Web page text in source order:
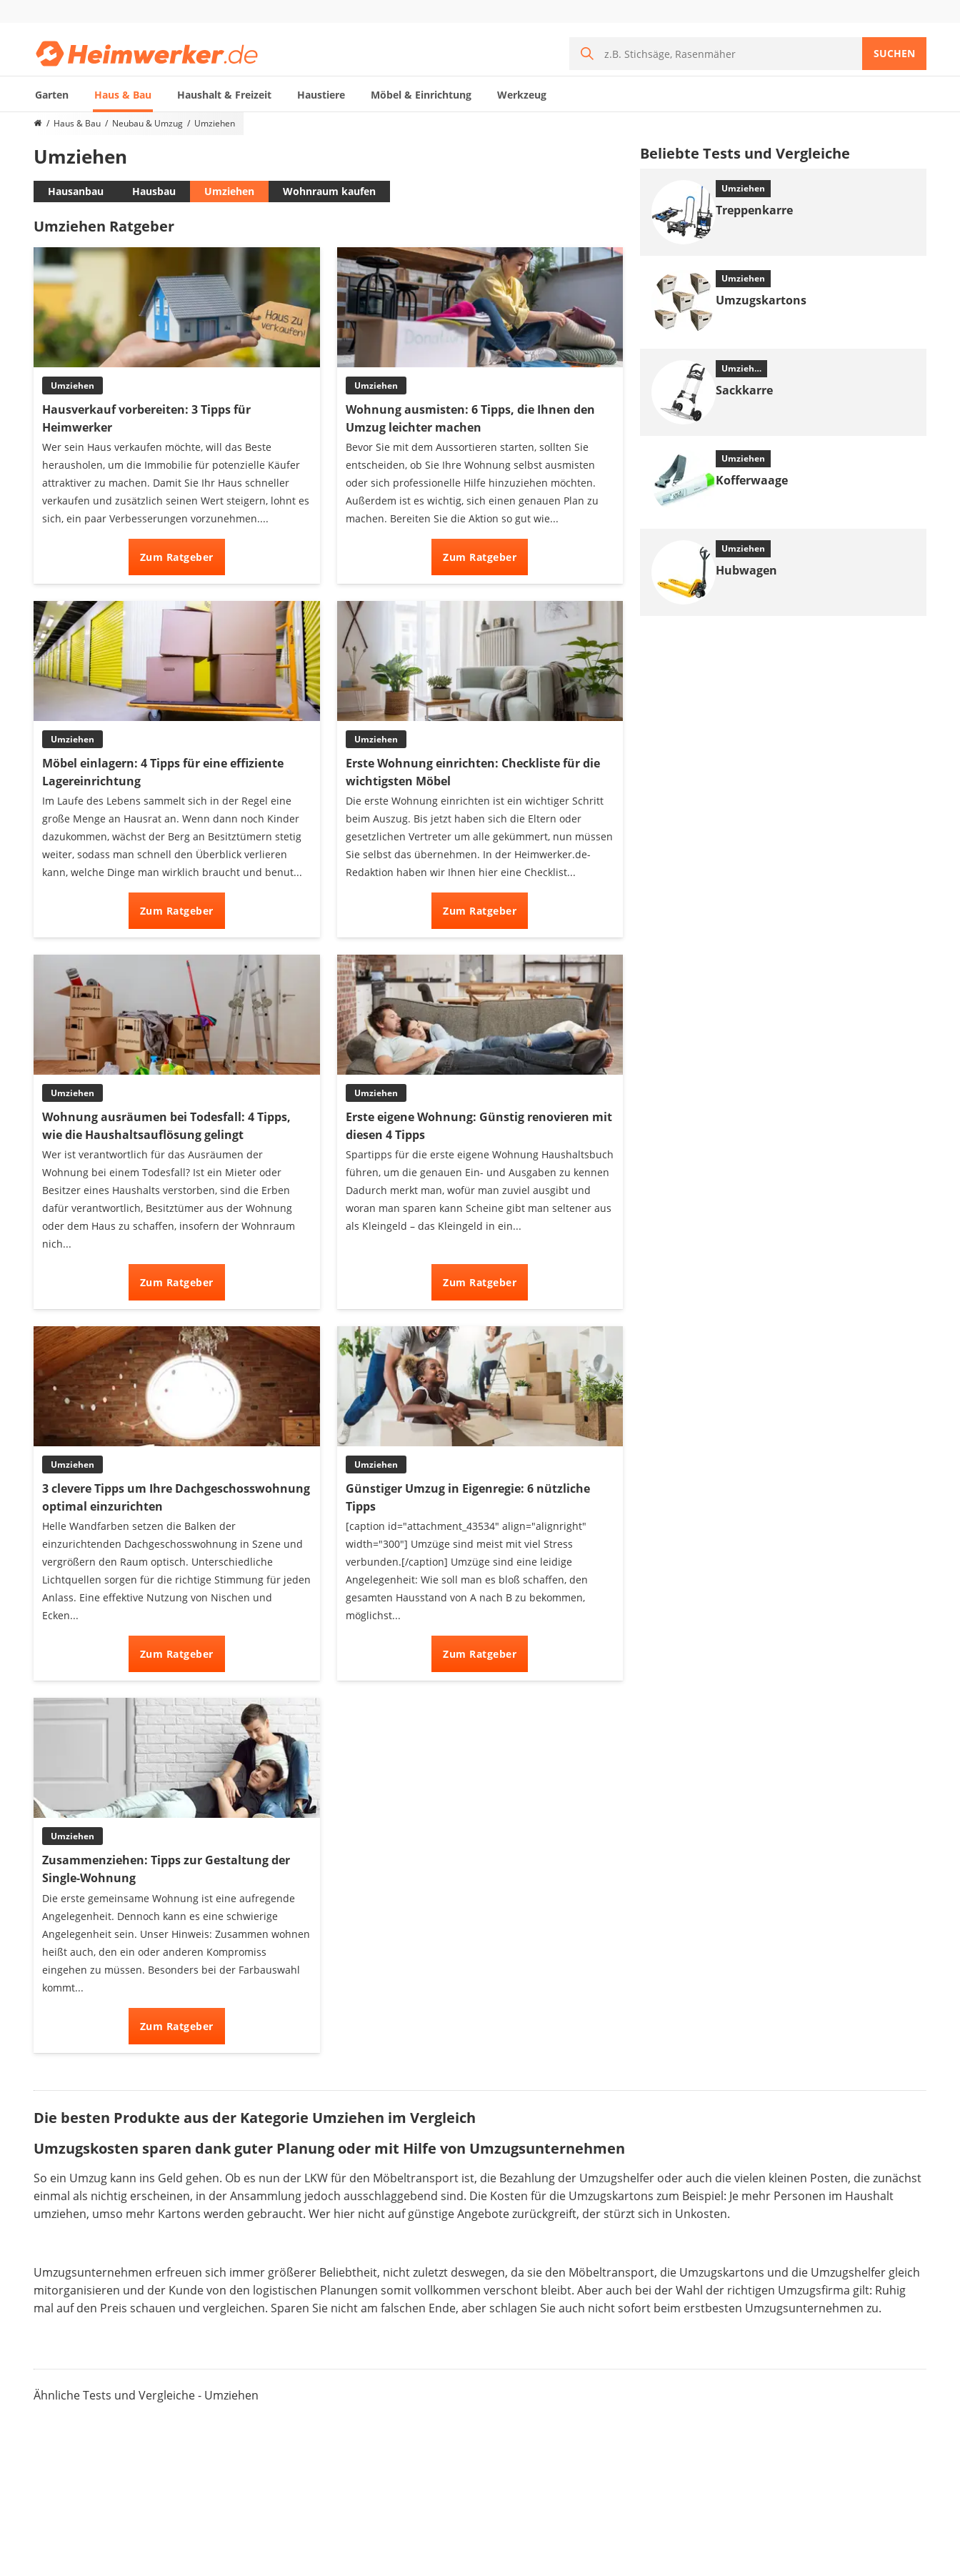
SUCHEN
Garten Haus & Bau Haushalt & Freizeit Haustiere Möbel & Einrichtung Werkzeug
Die beliebtesten Vergleiche nach Kategorie
Außenleuchte mit Kamera
Powerbank
Schlüsseltresor
Überwachungskameras außen
Regendusche
Reizstromgerät
Infrarot-Thermometer
GPS-Tracker
Heizkissen
Digitale Zeitschaltuhr
Paketbriefkasten
Fensterkontaktschalter
Hygrometer
LED-Baustrahler
Aluleiter
Tiefengrund
LED-Beamer
Video-Türsprechanlage
Haus & Bau Neubau & Umzug Umziehen
Umziehen
Hausanbau Hausbau Umziehen Wohnraum kaufen
Umziehen Ratgeber
Umziehen
Hausverkauf vorbereiten: 3 Tipps für
Heimwerker
Wer sein Haus verkaufen möchte, will das Beste
herausholen, um die Immobilie für potenzielle Käufer
attraktiver zu machen. Damit Sie Ihr Haus schneller
verkaufen und zusätzlich seinen Wert steigern, lohnt es
sich, ein paar Verbesserungen vorzunehmen....
Zum Ratgeber
Umziehen
Wohnung ausmisten: 6 Tipps, die Ihnen den
Umzug leichter machen
Bevor Sie mit dem Aussortieren starten, sollten Sie
entscheiden, ob Sie Ihre Wohnung selbst ausmisten
oder sich professionelle Hilfe hinzuziehen möchten.
Außerdem ist es wichtig, sich einen genauen Plan zu
machen. Bereiten Sie die Aktion so gut wie...
Zum Ratgeber
Umziehen
Möbel einlagern: 4 Tipps für eine effiziente
Lagereinrichtung
Im Laufe des Lebens sammelt sich in der Regel eine
große Menge an Hausrat an. Wenn dann noch Kinder
dazukommen, wächst der Berg an Besitztümern stetig
weiter, sodass man schnell den Überblick verlieren
kann, welche Dinge man wirklich braucht und benut...
Zum Ratgeber
Umziehen
Erste Wohnung einrichten: Checkliste für die
wichtigsten Möbel
Die erste Wohnung einrichten ist ein wichtiger Schritt
beim Auszug. Bis jetzt haben sich die Eltern oder
gesetzlichen Vertreter um alle gekümmert, nun müssen
Sie selbst das übernehmen. In der Heimwerker.de-
Redaktion haben wir Ihnen hier eine Checklist...
Zum Ratgeber
Umziehen
Wohnung ausräumen bei Todesfall: 4 Tipps,
wie die Haushaltsauflösung gelingt
Wer ist verantwortlich für das Ausräumen der
Wohnung bei einem Todesfall? Ist ein Mieter oder
Besitzer eines Haushalts verstorben, sind die Erben
dafür verantwortlich, Besitztümer aus der Wohnung
oder dem Haus zu schaffen, insofern der Wohnraum
nich...
Zum Ratgeber
Umziehen
Erste eigene Wohnung: Günstig renovieren mit
diesen 4 Tipps
Spartipps für die erste eigene Wohnung Haushaltsbuch
führen, um die genauen Ein- und Ausgaben zu kennen
Dadurch merkt man, wofür man zuviel ausgibt und
woran man sparen kann Scheine gibt man seltener aus
als Kleingeld – das Kleingeld in ein...
Zum Ratgeber
Umziehen
3 clevere Tipps um Ihre Dachgeschosswohnung
optimal einzurichten
Helle Wandfarben setzen die Balken der
einzurichtenden Dachgeschosswohnung in Szene und
vergrößern den Raum optisch. Unterschiedliche
Lichtquellen sorgen für die richtige Stimmung für jeden
Anlass. Eine effektive Nutzung von Nischen und
Ecken...
Zum Ratgeber
Umziehen
Günstiger Umzug in Eigenregie: 6 nützliche
Tipps
[caption id="attachment_43534" align="alignright"
width="300"] Umzüge sind meist mit viel Stress
verbunden.[/caption] Umzüge sind eine leidige
Angelegenheit: Wie soll man es bloß schaffen, den
gesamten Hausstand von A nach B zu bekommen,
möglichst...
Zum Ratgeber
Umziehen
Zusammenziehen: Tipps zur Gestaltung der
Single-Wohnung
Die erste gemeinsame Wohnung ist eine aufregende
Angelegenheit. Dennoch kann es eine schwierige
Angelegenheit sein. Unser Hinweis: Zusammen wohnen
heißt auch, den ein oder anderen Kompromiss
eingehen zu müssen. Besonders bei der Farbauswahl
kommt...
Zum Ratgeber
Beliebte Tests und Vergleiche
Umziehen
Treppenkarre
Umziehen
Umzugskartons
Umziehen
Sackkarre
Umziehen
Kofferwaage
Umziehen
Hubwagen
Die besten Produkte aus der Kategorie Umziehen im Vergleich
Umzugskosten sparen dank guter Planung oder mit Hilfe von Umzugsunternehmen
So ein Umzug kann ins Geld gehen. Ob es nun der LKW für den Möbeltransport ist, die Bezahlung der Umzugshelfer oder auch die vielen kleinen Posten, die zunächst
einmal als nichtig erscheinen, in der Ansammlung jedoch ausschlaggebend sind. Die Kosten für die Umzugskartons zum Beispiel: Je mehr Personen im Haushalt
umziehen, umso mehr Kartons werden gebraucht. Wer hier nicht auf günstige Angebote zurückgreift, der stürzt sich in Unkosten.
Umzugsunternehmen erfreuen sich immer größerer Beliebtheit, nicht zuletzt deswegen, da sie den Möbeltransport, die Umzugskartons und die Umzugshelfer gleich
mitorganisieren und der Kunde von den logistischen Planungen somit vollkommen verschont bleibt. Aber auch bei der Wahl der richtigen Umzugsfirma gilt: Ruhig
mal auf den Preis schauen und vergleichen. Sparen Sie nicht am falschen Ende, aber schlagen Sie auch nicht sofort beim erstbesten Umzugsunternehmen zu.
Ähnliche Tests und Vergleiche - Umziehen